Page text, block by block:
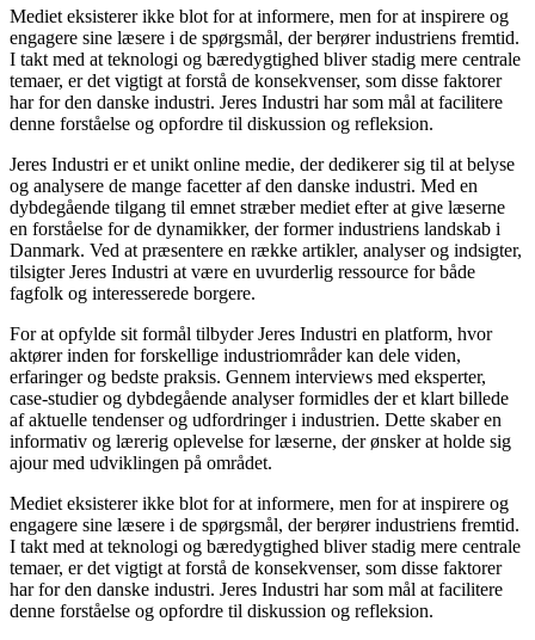
Mediet eksisterer ikke blot for at informere, men for at inspirere og
engagere sine læsere i de spørgsmål, der berører industriens fremtid.
I takt med at teknologi og bæredygtighed bliver stadig mere centrale
temaer, er det vigtigt at forstå de konsekvenser, som disse faktorer
har for den danske industri. Jeres Industri har som mål at facilitere
denne forståelse og opfordre til diskussion og refleksion.
Jeres Industri er et unikt online medie, der dedikerer sig til at belyse
og analysere de mange facetter af den danske industri. Med en
dybdegående tilgang til emnet stræber mediet efter at give læserne
en forståelse for de dynamikker, der former industriens landskab i
Danmark. Ved at præsentere en række artikler, analyser og indsigter,
tilsigter Jeres Industri at være en uvurderlig ressource for både
fagfolk og interesserede borgere.
For at opfylde sit formål tilbyder Jeres Industri en platform, hvor
aktører inden for forskellige industriområder kan dele viden,
erfaringer og bedste praksis. Gennem interviews med eksperter,
case-studier og dybdegående analyser formidles der et klart billede
af aktuelle tendenser og udfordringer i industrien. Dette skaber en
informativ og lærerig oplevelse for læserne, der ønsker at holde sig
ajour med udviklingen på området.
Mediet eksisterer ikke blot for at informere, men for at inspirere og
engagere sine læsere i de spørgsmål, der berører industriens fremtid.
I takt med at teknologi og bæredygtighed bliver stadig mere centrale
temaer, er det vigtigt at forstå de konsekvenser, som disse faktorer
har for den danske industri. Jeres Industri har som mål at facilitere
denne forståelse og opfordre til diskussion og refleksion.